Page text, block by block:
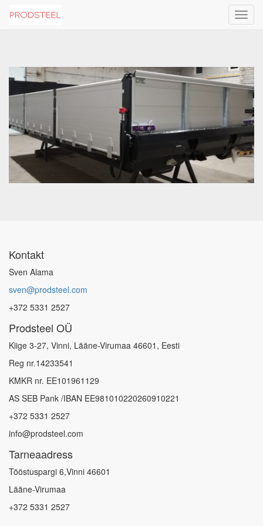
Kontakt
Sven Alama
sven@prodsteel.com
+372 5331 2527
Prodsteel OÜ
Kiige 3-27, Vinni, Lääne-Virumaa 46601, Eesti
Reg nr.14233541
KMKR nr. EE101961129
AS SEB Pank /IBAN EE981010220260910221
+372 5331 2527
info@prodsteel.com
Tarneaadress
Tööstuspargi 6,Vinni 46601
Lääne-Virumaa
+372 5331 2527